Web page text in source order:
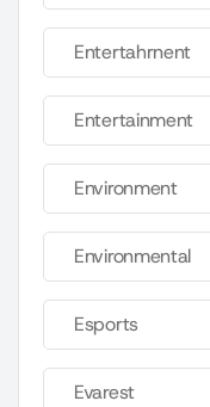
Entertahrnent
Entertainment
Environment
Environmental
Esports
Evarest